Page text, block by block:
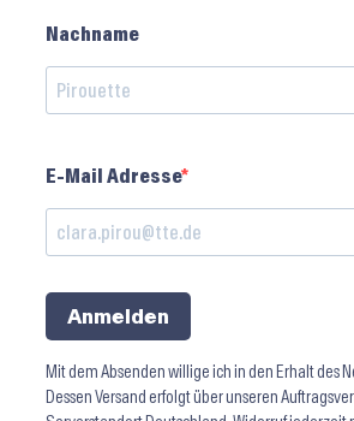
Nachname
E-Mail Adresse
Anmelden
Mit dem Absenden willige ich in den Erhalt des
Dessen Versand erfolgt über unseren